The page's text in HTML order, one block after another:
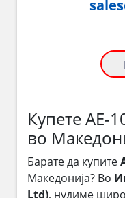
Купете AE-
во
Барате да купите
Македонија? Во
Ltd), нудиме